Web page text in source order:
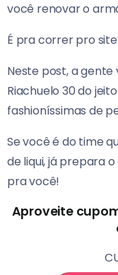
você renovar o
É pra correr pro
Neste post, a
Riachuelo 30 do
fashioníssimas de
Se você é do time
de liqui, já prepara
pra você!
Aproveite